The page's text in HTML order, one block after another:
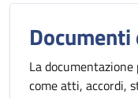
Documenti
La
come atti, accordi,